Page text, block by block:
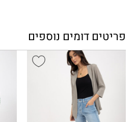
פריטים דומים נוספים